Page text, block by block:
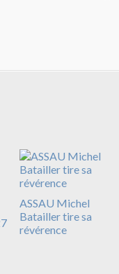
ASSAU Michel
Batailler tire sa
révérence